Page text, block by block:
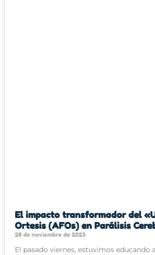
El impacto transformador del
Ortesis (AFOs) en Parálisis
28 de noviembre de 2023
El pasado viernes, estuvimos educando